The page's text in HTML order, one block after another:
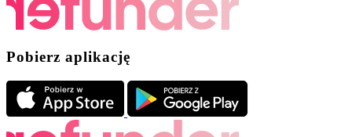
Pobierz aplikację